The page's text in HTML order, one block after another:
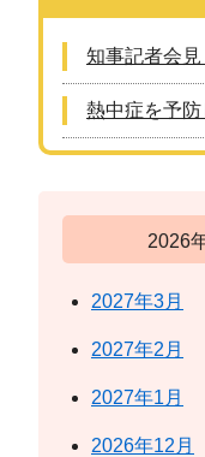
知事記者会
熱中症を予防
2026
2027年3月
2027年2月
2027年1月
2026年12月